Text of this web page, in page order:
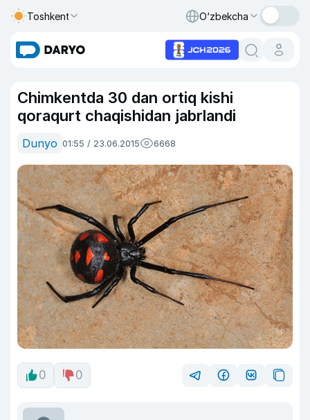
Toshkent O‘zbekcha
Chimkentda 30 dan ortiq kishi
qoraqurt chaqishidan jabrlandi
Dunyo 01:55 / 23.06.2015 6668
0 0